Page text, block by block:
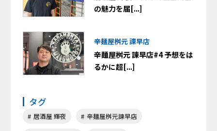
の魅力を届[...]
辛麺屋桝元 諫早店
辛麺屋桝元 諫早店#4 予想をは
るかに超[...]
タグ
居酒屋 輝夜 辛麺屋桝元諫早店